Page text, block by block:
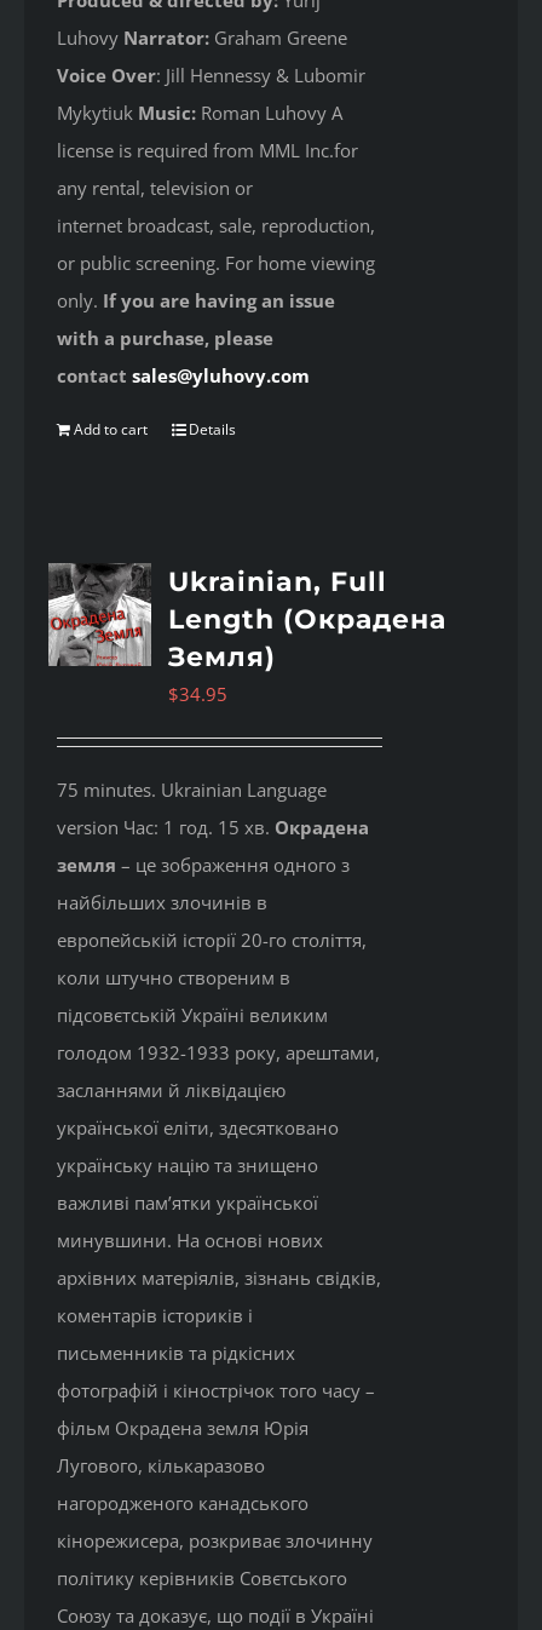
Luhovy Narrator: Graham Greene
Voice Over: Jill Hennessy & Lubomir
Mykytiuk Music: Roman Luhovy A
license is required from MML Inc.for
any rental, television or
internet broadcast, sale, reproduction,
or public screening. For home viewing
only. If you are having an issue
with a purchase, please
contactsales@yluhovy.com
Add to cart Details
Ukrainian, Full
Length (Окрадена
Земля)
$34.95
75 minutes. Ukrainian Language
version Час: 1 год. 15 хв. Окрадена
земля – це зображення одного з
найбільших злочинів в
европейській історії 20-го століття,
коли штучно створеним в
підсовєтській Україні великим
голодом 1932-1933 року, арештами,
засланнями й ліквідацією
української еліти, здесятковано
українську націю та знищено
важливі пам’ятки української
минувшини. На основі нових
архівних матеріялів, зізнань свідків,
коментарів істориків і
письменників та рідкісних
фотографій і кінострічок того часу –
фільм Окрадена земля Юрія
Лугового, кількаразово
нагородженого канадського
кінорежисера, розкриває злочинну
політику керівників Совєтського
Союзу та доказує, що події в Україні